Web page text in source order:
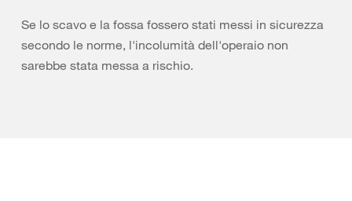
Se lo scavo e la fossa fossero stati messi in sicurezza
secondo le norme, l'incolumità dell'operaio non
sarebbe stata messa a rischio.